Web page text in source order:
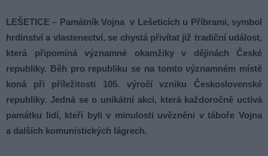
LEŠETICE – Památník Vojna v Lešeticích u Příbrami, symbol
hrdinství a vlastenectví, se chystá přivítat již tradiční událost,
která připomíná významné okamžiky v dějinách České
republiky. Běh pro republiku se na tomto významném místě
koná při příležitosti 105. výročí vzniku Československé
republiky. Jedná se o unikátní akci, která každoročně uctívá
památku lidí, kteří byli v minulosti uvězněni v táboře Vojna
a dalších komunistických lágrech.